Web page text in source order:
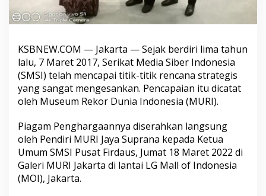
KSBNEW.COM — Jakarta — Sejak berdiri lima tahun
lalu, 7 Maret 2017, Serikat Media Siber Indonesia
(SMSI) telah mencapai titik-titik rencana strategis
yang sangat mengesankan. Pencapaian itu dicatat
oleh Museum Rekor Dunia Indonesia (MURI).
Piagam Penghargaannya diserahkan langsung
oleh Pendiri MURI Jaya Suprana kepada Ketua
Umum SMSI Pusat Firdaus, Jumat 18 Maret 2022 di
Galeri MURI Jakarta di lantai LG Mall of Indonesia
(MOI), Jakarta.